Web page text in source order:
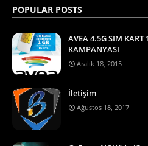
POPULAR POSTS
AVEA 4.5G SIM KART
KAMPANYASI
Aralık 18, 2015
İletişim
Ağustos 18, 2017